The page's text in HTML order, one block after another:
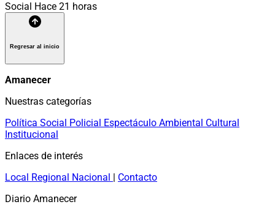
Social Hace 21 horas
Regresar al inicio
Amanecer
Nuestras categorías
Política Social Policial Espectáculo Ambiental Cultural
Institucional
Enlaces de interés
Local Regional Nacional | Contacto
Diario Amanecer